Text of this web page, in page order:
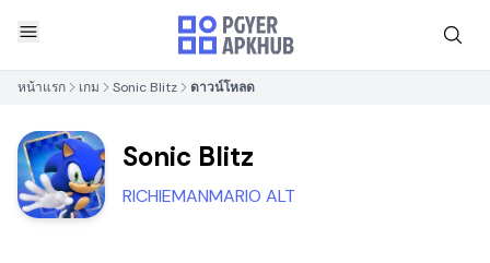
หน้าแรก เกม Sonic Blitz ดาวน์โหลด
Sonic Blitz
RICHIEMANMARIO ALT